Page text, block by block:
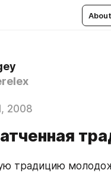
2008
традицию